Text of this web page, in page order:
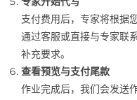
支付费用后，专家将根据
通过客服或直接与专家联
补充要求。
查看预览与支付尾款
作业完成后，我们会发送